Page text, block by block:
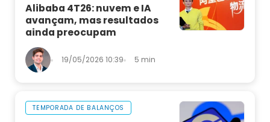
Alibaba 4T26: nuvem e IA
avançam, mas resultados
ainda preocupam
19/05/2026 10:39 5 min
TEMPORADA DE BALANÇOS